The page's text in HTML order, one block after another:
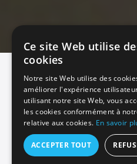
Nous
PITRON S.A.S.2019-
571 Route de
N° RCS: 818 893 067 -
Téléphone : +33 (0)9 70 19
Ce site Web utilise
cookies
Notre site Web utilise des
améliorer l'expérience
utilisant notre site Web, vous
les cookies conformément à
relative aux cookies. En savoir
ACCEPTER TOUT